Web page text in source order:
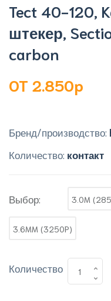
Tect 40-120,
штекер,
carbon
OT 2.850p
Бренд/производство:
Количество: контакт
Выбор: 3.0M
3.6MM (3250P)
Количество